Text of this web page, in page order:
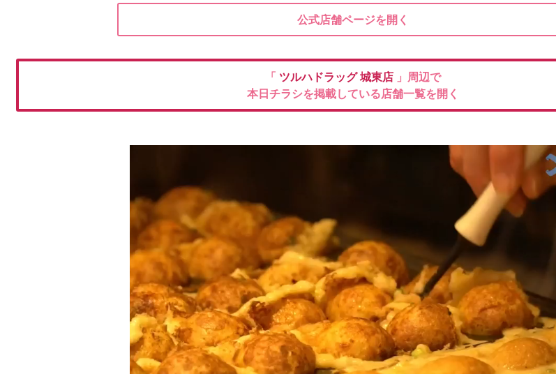
公式店舗ページを開く
「 ツルハドラッグ城東店 」周辺で
本日チラシを掲載している店舗一覧を開く